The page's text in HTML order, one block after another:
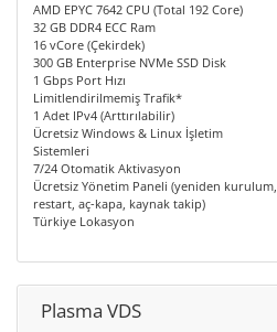
AMD EPYC 7642 CPU (Total 192 Core)
32 GB DDR4 ECC Ram
16 vCore (Çekirdek)
300 GB Enterprise NVMe SSD Disk
1 Gbps Port Hızı
Limitlendirilmemiş Trafik*
1 Adet IPv4 (Arttırılabilir)
Ücretsiz Windows & Linux İşletim
Sistemleri
7/24 Otomatik Aktivasyon
Ücretsiz Yönetim Paneli (yeniden kurulum,
restart, aç-kapa, kaynak takip)
Türkiye Lokasyon
Plasma VDS